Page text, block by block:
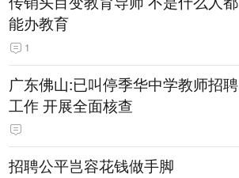
能办教育
1
广东佛山:已叫停季华中学教师招聘
工作 开展全面核查
招聘公平岂容花钱做手脚